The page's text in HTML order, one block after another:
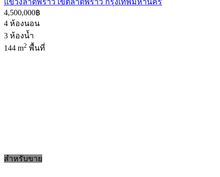
4,500,000฿
4 ห้องนอน
3 ห้องน้ำ
144 m2 พื้นที่
สำหรับขาย